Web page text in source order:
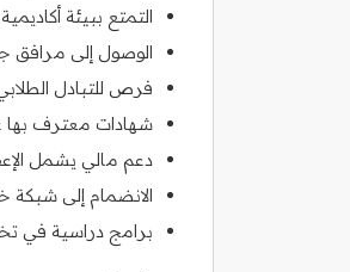
التمتع ببيئة
الوصول إلى مرافق
فرص للتبادل
شهادات معترف بها
دعم مالي يشمل
الانضمام إلى
برامج دراسية في